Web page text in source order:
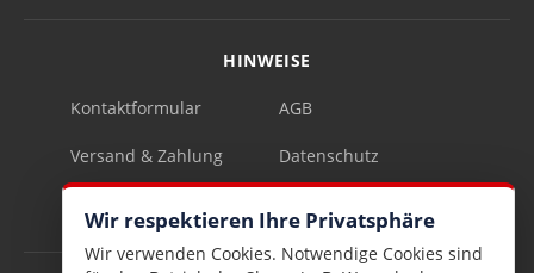
HINWEISE
Kontaktformular AGB
Versand & Zahlung Datenschutz
Wir respektieren Ihre Privatsphäre
Wir verwenden Cookies. Notwendige Cookies sind